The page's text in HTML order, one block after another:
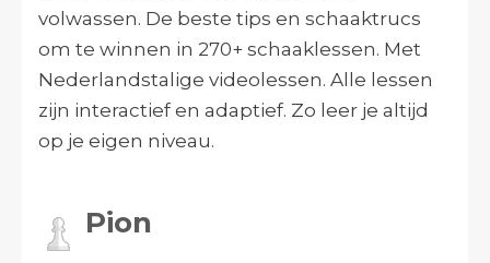
volwassen. De beste tips en schaaktrucs
om te winnen in 270+ schaaklessen. Met
Nederlandstalige videolessen. Alle lessen
zijn interactief en adaptief. Zo leer je altijd
op je eigen niveau.
Pion